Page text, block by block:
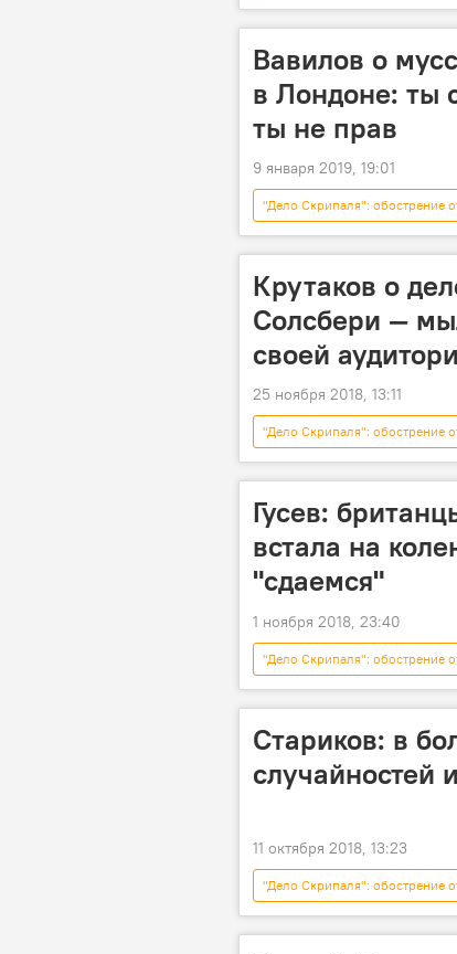
Вавилов о
в Лондоне: ты
ты не прав
9 января 2019, 19:01
"Дело Скрипаля": обострение
дело Скрипаля
Голос
Крутаков о
Солсбери —
своей
25 ноября 2018, 13:11
"Дело Скрипаля": обострение
дело Скрипаля
Голос
Гусев:
встала на
"сдаемся"
1 ноября 2018, 23:40
"Дело Скрипаля": обострение
Голос
Стариков: в
случайностей
11 октября 2018, 13:23
"Дело Скрипаля": обострение